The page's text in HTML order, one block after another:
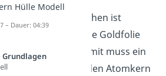
Der Großteil der Teilchen ist
ungehindert durch die Goldfolie
durchgedrungen
. Somit muss ein
großer Teil um den Atomkern
Hülle Modell
– Dauer: 04:39
Grundlagen